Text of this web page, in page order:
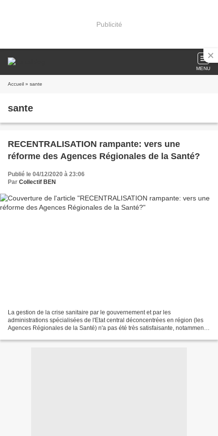
Publicité
MENU
Accueil » sante
sante
RECENTRALISATION rampante: vers une
réforme des Agences Régionales de la Santé?
Publié le 04/12/2020 à 23:06
Par Collectif BEN
La gestion de la crise sanitaire par le gouvernement et par les
administrations spécialisées de l'Etat central déconcentrées en région (les
Agences Régionales de la Santé) n'a pas été très satisfaisante, notamment